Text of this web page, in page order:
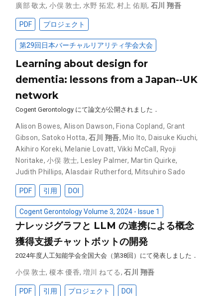
廣部 敬太,小俣 敦士, 水野 拓宏,村上 佑順, 石川 翔吾
PDF プロジェクト
第29回日本バーチャルリアリティ学会大会
Learning about design for
dementia: lessons from a Japan--UK
network
Cogent Gerontology にて論文が公開されました．
Alison Bowes,Alison Dawson, Fiona Copland, Grant
Gibson, Satoko Hotta,石川 翔吾, Mio Ito, Daisuke Kiuchi,
Akihiro Koreki, Melanie Lovatt, Vikki McCall , Ryoji
Noritake,小俣 敦士, Lesley Palmer, Martin Quirke,
Judith Phillips,Alasdair Rutherford, Mitsuhiro Sado
PDF 引用 DOI
Cogent Gerontology Volume 3, 2024 - Issue 1
ナレッジグラフと LLM の連携による概念
獲得支援チャットボットの開発
2024年度人工知能学会全国大会（第38回）にて発表しました．
小俣 敦士,榎本 優香,増川 ねてる,石川 翔吾
PDF 引用 プロジェクト DOI